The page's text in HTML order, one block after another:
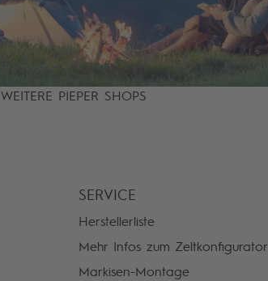
WEITERE PIEPER SHOPS
SERVICE
Herstellerliste
Mehr Infos zum Zeltkonfigurator
Markisen-Montage